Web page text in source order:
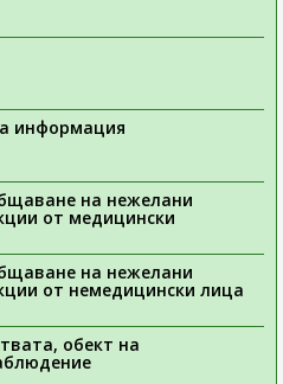
информация
на нежелани
от медицински
на нежелани
от немедицински лица
обект на